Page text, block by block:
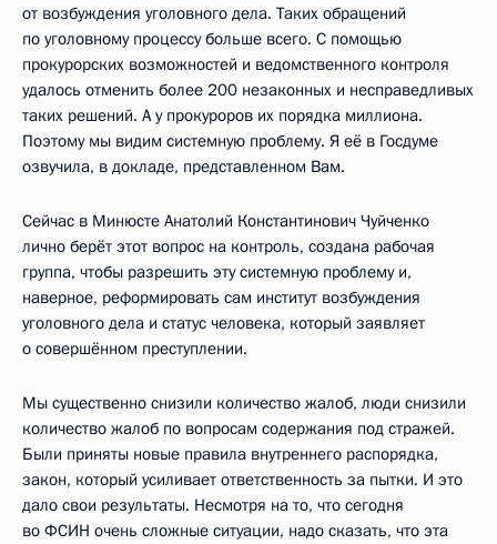
от возбуждения уголовного дела. Таких обращений
по уголовному процессу больше всего. С помощью
прокурорских возможностей и ведомственного контроля
удалось отменить более 200 незаконных и несправедливых
таких решений. А у прокуроров их порядка миллиона.
Поэтому мы видим системную проблему. Я её в Госдуме
озвучила, в докладе, представленном Вам.
Сейчас в Минюсте Анатолий Константинович Чуйченко
лично берёт этот вопрос на контроль, создана рабочая
группа, чтобы разрешить эту системную проблему и,
наверное, реформировать сам институт возбуждения
уголовного дела и статус человека, который заявляет
о совершённом преступлении.
Мы существенно снизили количество жалоб, люди снизили
количество жалоб по вопросам содержания под стражей.
Были приняты новые правила внутреннего распорядка,
закон, который усиливает ответственность за пытки. И это
дало свои результаты. Несмотря на то, что сегодня
во ФСИН очень сложные ситуации, надо сказать, что эта